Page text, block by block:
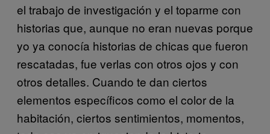
el trabajo de investigación y el toparme con
historias que, aunque no eran nuevas porque
yo ya conocía historias de chicas que fueron
rescatadas, fue verlas con otros ojos y con
otros detalles. Cuando te dan ciertos
elementos específicos como el color de la
habitación, ciertos sentimientos, momentos,